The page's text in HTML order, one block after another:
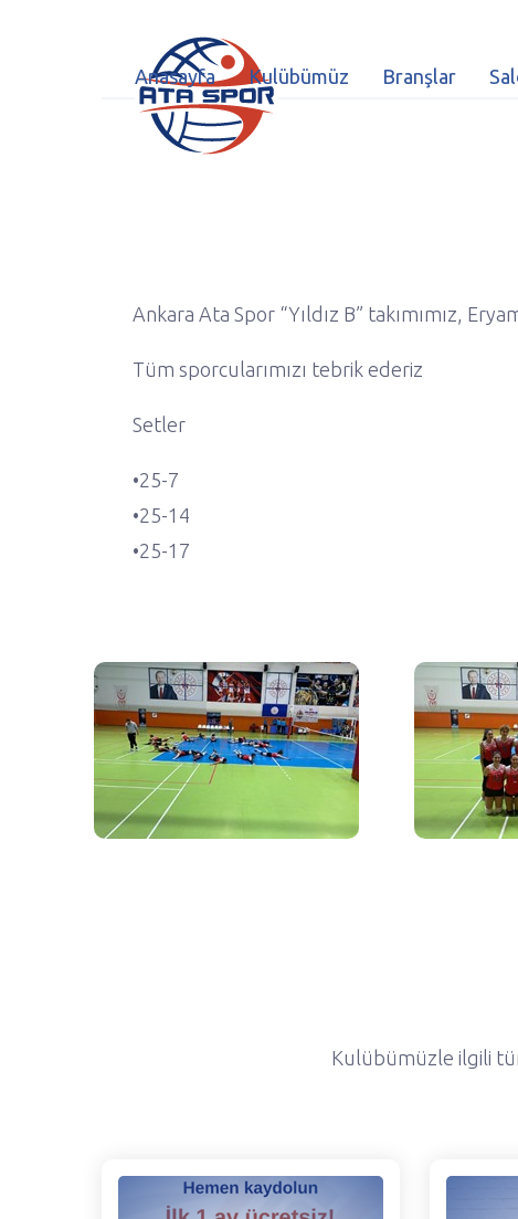
Anasayfa Kulübümüz Branşlar
Ankara Ata Spor “Yıldız B” takımımız,
Tüm sporcularımızı tebrik ederiz
Setler
•25-7
•25-14
•25-17
Kulübümüzle ilgili